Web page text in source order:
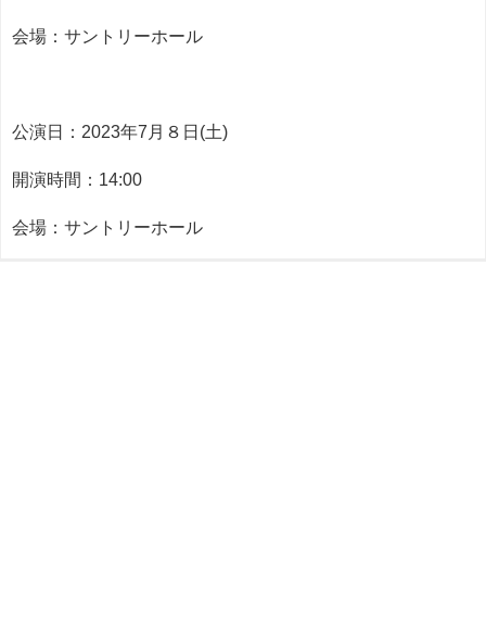
会場：サントリーホール
公演日：2023年7月８日(土)
開演時間：14:00
会場：サントリーホール